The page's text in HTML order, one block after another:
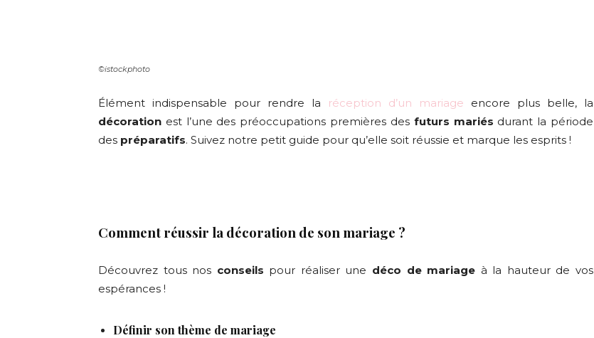
©istockphoto
Élément indispensable pour rendre la réception d’un mariage encore plus belle, la
décoration est l’une des préoccupations premières des futurs mariés durant la période
des préparatifs. Suivez notre petit guide pour qu’elle soit réussie et marque les esprits !
Comment réussir la décoration de son mariage ?
Découvrez tous nos conseils pour réaliser une déco de mariage à la hauteur de vos
espérances !
Définir son thème de mariage